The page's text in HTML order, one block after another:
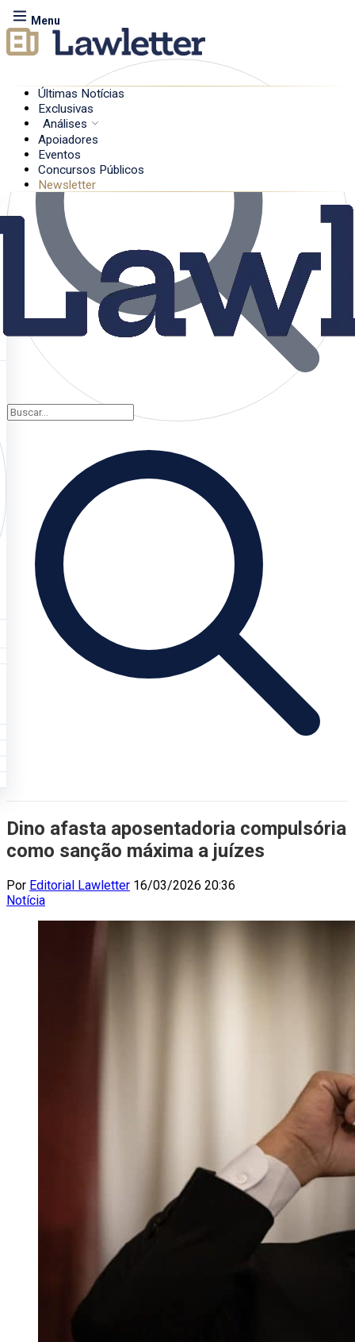
Menu
Últimas Notícias
Exclusivas
Análises
Apoiadores
Eventos
Concursos Públicos
Newsletter
Dino afasta aposentadoria compulsória
como sanção máxima a juízes
Por Editorial Lawletter 16/03/2026 20:36
Notícia